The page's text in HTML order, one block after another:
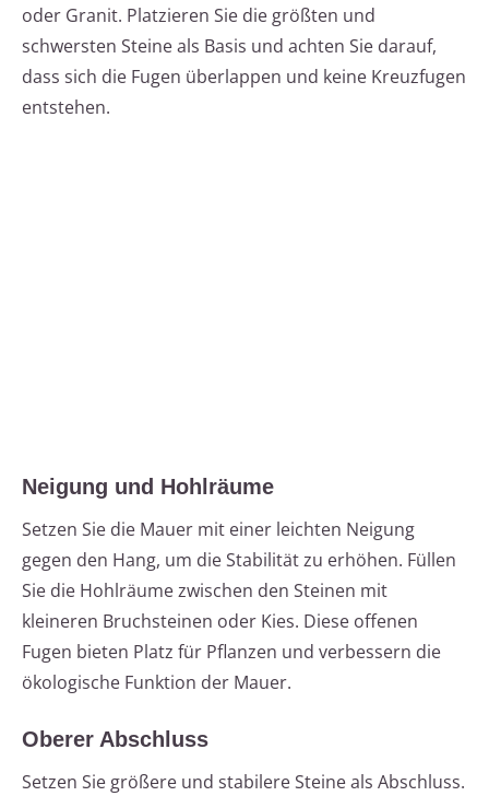
oder Granit. Platzieren Sie die größten und
schwersten Steine als Basis und achten Sie darauf,
dass sich die Fugen überlappen und keine Kreuzfugen
entstehen.
Neigung und Hohlräume
Setzen Sie die Mauer mit einer leichten Neigung
gegen den Hang, um die Stabilität zu erhöhen. Füllen
Sie die Hohlräume zwischen den Steinen mit
kleineren Bruchsteinen oder Kies. Diese offenen
Fugen bieten Platz für Pflanzen und verbessern die
ökologische Funktion der Mauer.
Oberer Abschluss
Setzen Sie größere und stabilere Steine als Abschluss.